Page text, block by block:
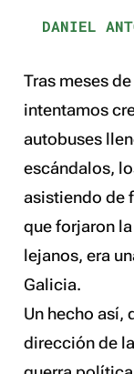
DANIEL
Tras meses
intentamos
autobuses
escándalos,
asistiendo de
que forjaron
lejanos, era
Galicia.
Un hecho así,
dirección de